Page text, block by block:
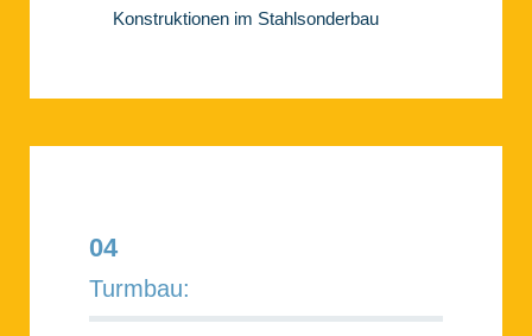
Konstruktionen im Stahlsonderbau
04
Turmbau: